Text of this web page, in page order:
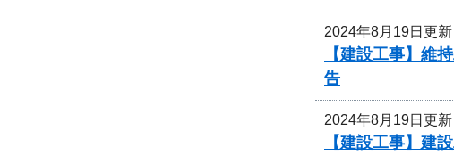
2024年8月19日更新
【建設工事】維
告
2024年8月19日更新
【建設工事】